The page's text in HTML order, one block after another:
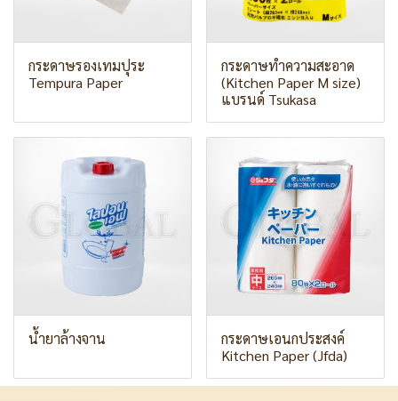
กระดาษรองเทมปุระ
Tempura Paper
กระดาษทำความสะอาด
(Kitchen Paper M size)
แบรนด์ Tsukasa
น้ำยาล้างจาน
กระดาษเอนกประสงค์
Kitchen Paper (Jfda)